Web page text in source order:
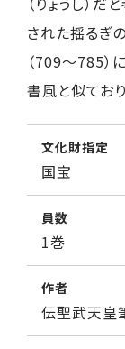
された揺るぎ
（709～785
書風と似てお
文化財指定
国宝
員数
1巻
作者
伝聖武天皇